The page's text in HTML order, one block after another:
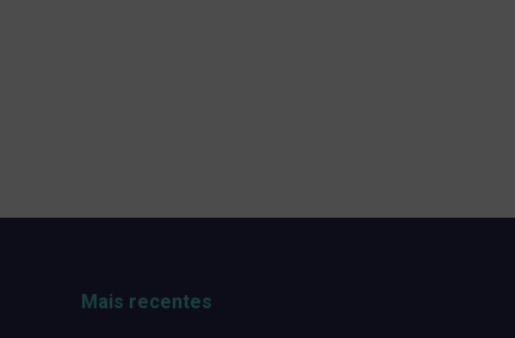
Mais recentes